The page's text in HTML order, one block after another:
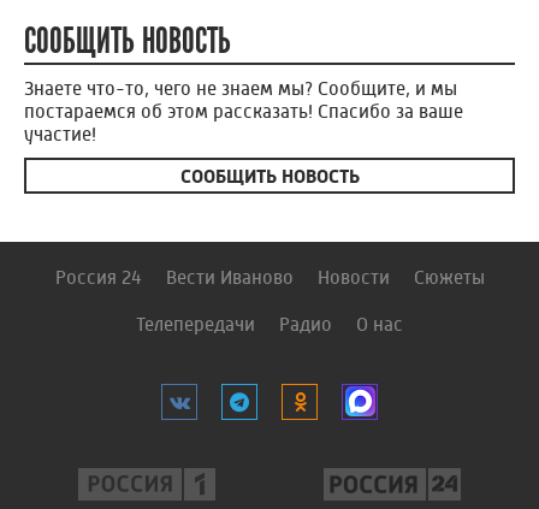
СООБЩИТЬ НОВОСТЬ
Знаете что-то, чего не знаем мы? Сообщите, и мы
постараемся об этом рассказать! Спасибо за ваше
участие!
СООБЩИТЬ НОВОСТЬ
Россия 24 Вести Иваново Новости Сюжеты
Телепередачи Радио О нас